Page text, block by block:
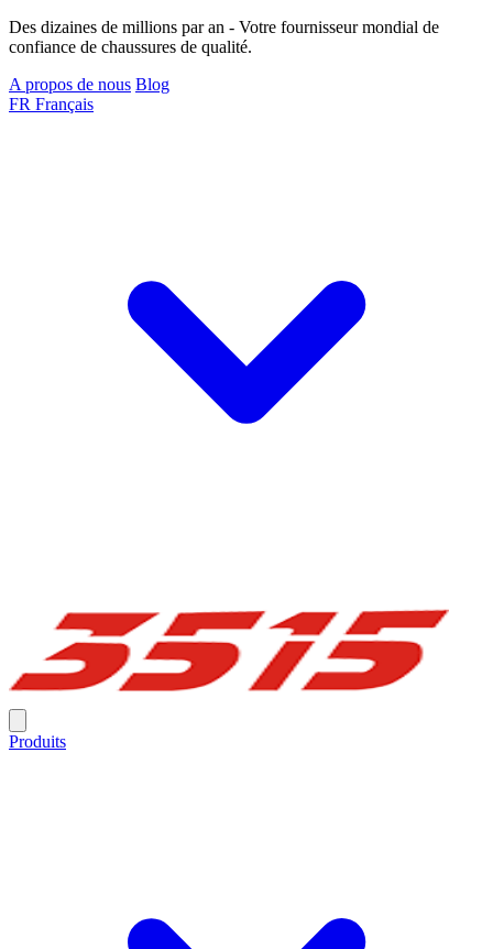
Des dizaines de millions par an - Votre fournisseur mondial de
confiance de chaussures de qualité.
A propos de nous Blog
FR Français
Produits